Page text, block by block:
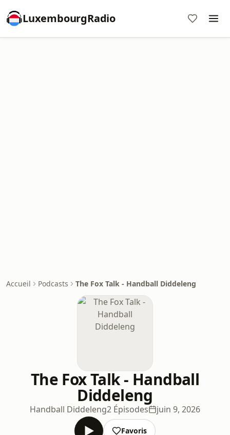
LuxembourgRadio
Accueil Podcasts The Fox Talk - Handball Diddeleng
The Fox Talk - Handball
Diddeleng
Handball Diddeleng2 Épisodes juin 9, 2026
Favoris